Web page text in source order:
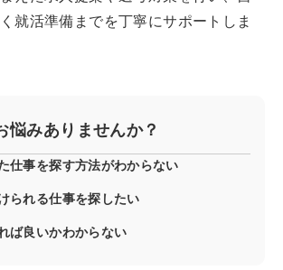
就活準備までを丁寧にサポートしま
悩みありませんか？
仕事を探す方法がわからない
られる仕事を探したい
ば良いかわからない